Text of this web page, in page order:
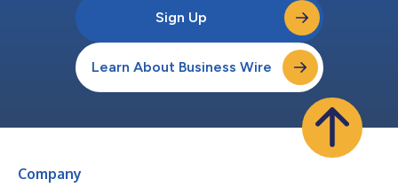
Sign Up
Learn About Business Wire
Company